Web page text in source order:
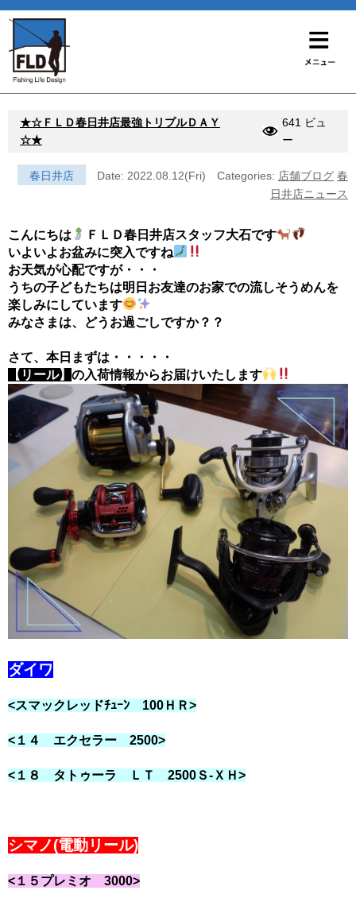
★☆ＦＬＤ春日井店最強トリプルＤＡＹ
☆★
641 ビュ
ー
春日井店 Date: 2022.08.12(Fri) Categories: 店舗ブログ 春
日井店ニュース
こんにちは
ＦＬＤ春日井店スタッフ大石です
いよいよお盆みに突入ですね
お天気が心配ですが・・・
うちの子どもたちは明日お友達のお家での流しそうめんを
楽しみにしています
みなさまは、どうお過ごしですか？？
さて、本日まずは・・・・・
【リール】 の入荷情報からお届けいたします
ダイワ
<スマックレッドﾁｭｰﾝ 100ＨＲ>
<１４ エクセラー 2500>
<１８ タトゥーラ ＬＴ 2500Ｓ-ＸＨ>
シマノ(電動リール)
<１５プレミオ 3000>